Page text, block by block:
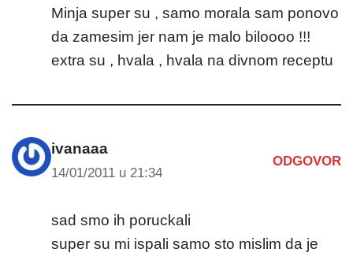
Minja super su , samo morala sam ponovo
da zamesim jer nam je malo biloooo !!!
extra su , hvala , hvala na divnom receptu
ivanaaa
14/01/2011 u 21:34
ODGOVOR
sad smo ih poruckali
super su mi ispali samo sto mislim da je